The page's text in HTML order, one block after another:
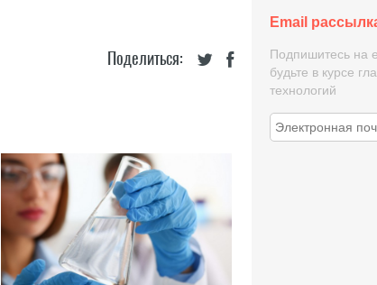
Поделиться:
Email
Подпишитесь на
будьте в курсе
технологий